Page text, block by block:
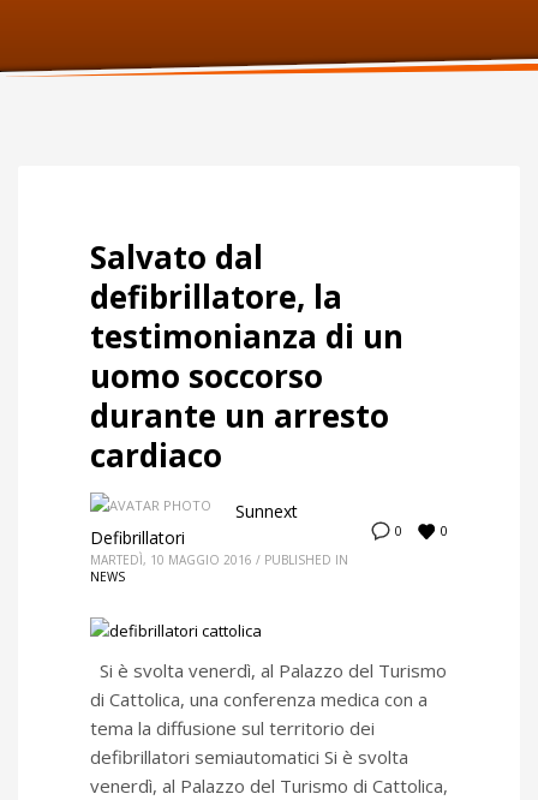
Lunedi:9am – 6pm
Salvato dal
defibrillatore, la
testimonianza di un
uomo soccorso
durante un arresto
cardiaco
0 0
Sunnext
Defibrillatori
MARTEDÌ, 10 MAGGIO 2016 / PUBLISHED IN
NEWS
Si è svolta venerdì, al Palazzo del Turismo
di Cattolica, una conferenza medica con a
tema la diffusione sul territorio dei
defibrillatori semiautomatici Si è svolta
venerdì, al Palazzo del Turismo di Cattolica,